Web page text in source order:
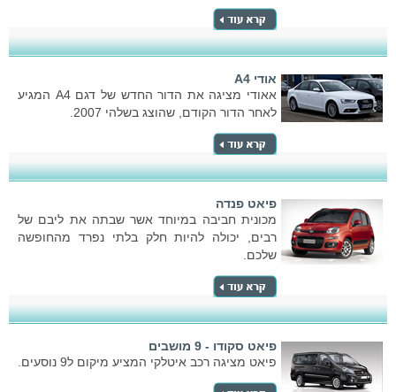
אודי A4
אאודי מציגה את הדור החדש של דגם A4 המגיע
לאחר הדור הקודם, שהוצג בשלהי 2007.
פיאט פנדה
מכונית חביבה במיוחד אשר שבתה את ליבם של
רבים, יכולה להיות חלק בלתי נפרד מהחופשה
שלכם.
פיאט סקודו - 9 מושבים
פיאט מציגה רכב איטלקי המציע מיקום ל9 נוסעים.